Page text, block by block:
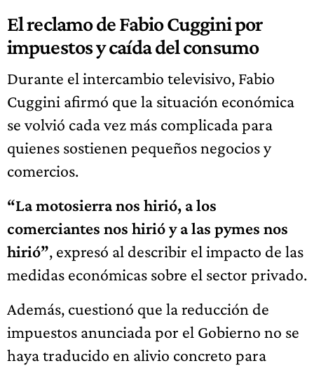
El reclamo de Fabio Cuggini por
impuestos y caída del consumo
Durante el intercambio televisivo, Fabio
Cuggini afirmó que la situación económica
se volvió cada vez más complicada para
quienes sostienen pequeños negocios y
comercios.
“La motosierra nos hirió, a los
comerciantes nos hirió y a las pymes nos
hirió”, expresó al describir el impacto de las
medidas económicas sobre el sector privado.
Además, cuestionó que la reducción de
impuestos anunciada por el Gobierno no se
haya traducido en alivio concreto para